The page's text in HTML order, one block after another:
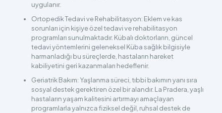
uygulanır.
Ortopedik Tedavi ve Rehabilitasyon: Eklem ve kas
sorunları için kişiye özel tedavi ve rehabilitasyon
programları sunulmaktadır. Kübalı doktorların, güncel
tedavi yöntemlerini geleneksel Küba sağlık bilgisiyle
harmanladığı bu süreçlerde, hastaların hareket
kabiliyetini geri kazanmaları hedeflenir.
Geriatrik Bakım: Yaşlanma süreci, tıbbi bakımın yanı sıra
sosyal destek gerektiren özel bir alandır. La Pradera, yaşlı
hastaların yaşam kalitesini artırmayı amaçlayan
programlarla yalnızca fiziksel değil, ruhsal destek de